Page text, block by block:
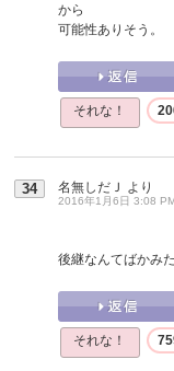
から
可能性ありそう。
それな！
34 名無しだＪ より
2016年1月6日 3:08
後継なんてばかみ
それな！